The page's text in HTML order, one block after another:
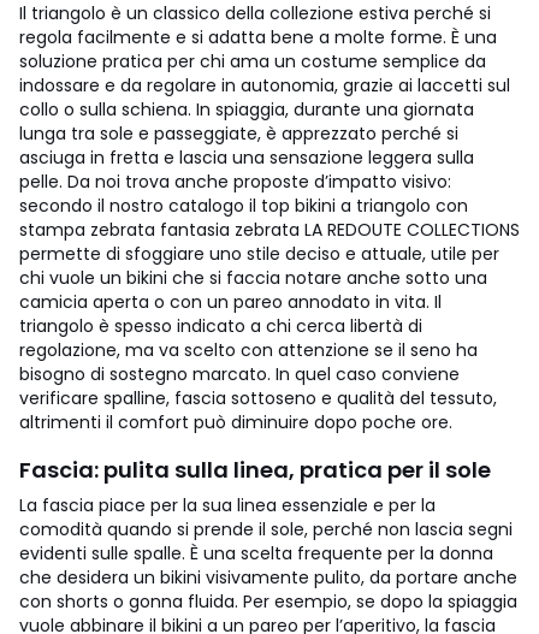
Il triangolo è un classico della collezione estiva perché si
regola facilmente e si adatta bene a molte forme. È una
soluzione pratica per chi ama un costume semplice da
indossare e da regolare in autonomia, grazie ai laccetti sul
collo o sulla schiena. In spiaggia, durante una giornata
lunga tra sole e passeggiate, è apprezzato perché si
asciuga in fretta e lascia una sensazione leggera sulla
pelle. Da noi trova anche proposte d’impatto visivo:
secondo il nostro catalogo il top bikini a triangolo con
stampa zebrata fantasia zebrata LA REDOUTE COLLECTIONS
permette di sfoggiare uno stile deciso e attuale, utile per
chi vuole un bikini che si faccia notare anche sotto una
camicia aperta o con un pareo annodato in vita. Il
triangolo è spesso indicato a chi cerca libertà di
regolazione, ma va scelto con attenzione se il seno ha
bisogno di sostegno marcato. In quel caso conviene
verificare spalline, fascia sottoseno e qualità del tessuto,
altrimenti il comfort può diminuire dopo poche ore.
Fascia: pulita sulla linea, pratica per il sole
La fascia piace per la sua linea essenziale e per la
comodità quando si prende il sole, perché non lascia segni
evidenti sulle spalle. È una scelta frequente per la donna
che desidera un bikini visivamente pulito, da portare anche
con shorts o gonna fluida. Per esempio, se dopo la spiaggia
vuole abbinare il bikini a un pareo per l’aperitivo, la fascia